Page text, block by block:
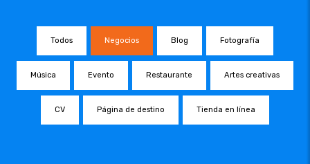
Todos Negocios Blog Fotografía
Música Evento Restaurante Artes creativas
CV Página de destino Tienda en línea